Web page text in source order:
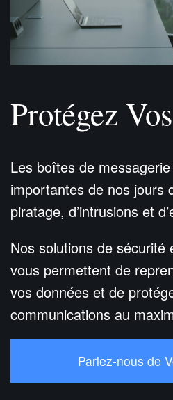
Protégez
Les boîtes de
importantes de nos jours
piratage, d’intrusions et
Nos solutions de sécurité
vous permettent de
vos données et de
communications au
Parlez-nous de